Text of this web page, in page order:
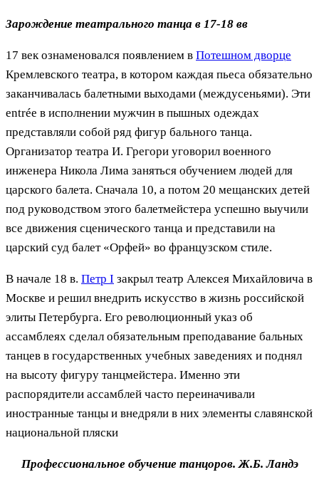
Зарождение театрального танца в 17-18 вв
17 век ознаменовался появлением в Потешном дворце
Кремлевского театра, в котором каждая пьеса обязательно
заканчивалась балетными выходами (междусеньями). Эти
entrée в исполнении мужчин в пышных одеждах
представляли собой ряд фигур бального танца.
Организатор театра И. Грегори уговорил военного
инженера Никола Лима заняться обучением людей для
царского балета. Сначала 10, а потом 20 мещанских детей
под руководством этого балетмейстера успешно выучили
все движения сценического танца и представили на
царский суд балет «Орфей» во французском стиле.
В начале 18 в. Петр I закрыл театр Алексея Михайловича в
Москве и решил внедрить искусство в жизнь российской
элиты Петербурга. Его революционный указ об
ассамблеях сделал обязательным преподавание бальных
танцев в государственных учебных заведениях и поднял
на высоту фигуру танцмейстера. Именно эти
распорядители ассамблей часто переиначивали
иностранные танцы и внедряли в них элементы славянской
национальной пляски
Профессиональное обучение танцоров. Ж.Б. Ландэ